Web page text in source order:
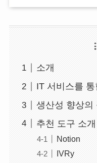
소개
IT 서비스를
생산성 향상의
추천 도구 소개
Notion
IVRy